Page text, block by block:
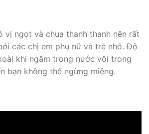
vị ngọt và chua thanh thanh nên rất
các chị em phụ nữ và trẻ nhỏ. Độ
khi ngâm trong nước vôi trong
bạn không thể ngừng miệng.